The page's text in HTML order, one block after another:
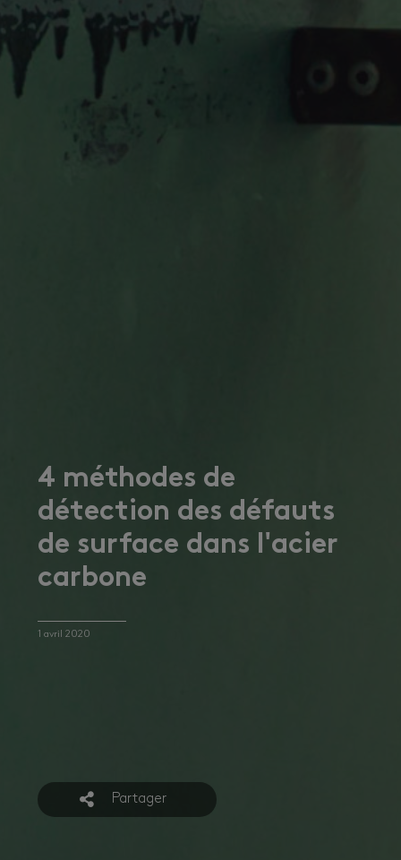
4 méthodes de
détection des défauts
de surface dans l'acier
carbone
1 avril 2020
Partager